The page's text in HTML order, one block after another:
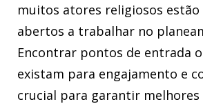
muitos atores religiosos
abertos a trabalhar no
Encontrar pontos de entrada
existam para engajamento e
crucial para garantir melhores